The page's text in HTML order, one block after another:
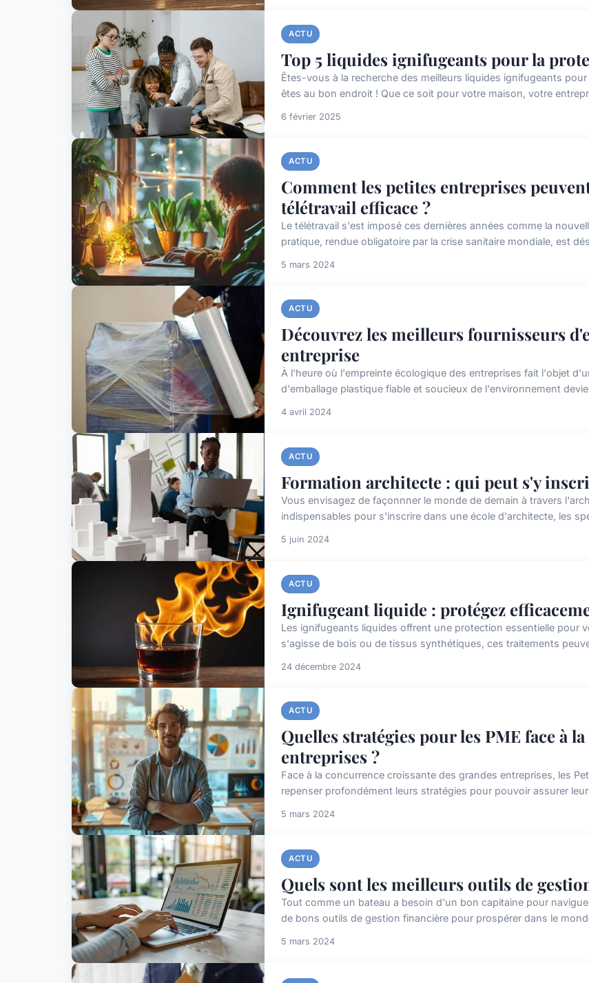
ACTU
Top 5 liquides ignifugeants pour la
Êtes-vous à la recherche des meilleurs liquides ignifugeants
êtes au bon endroit ! Que ce soit pour votre maison, votre
6 février 2025
ACTU
Comment les petites entreprises
télétravail efficace ?
Le télétravail s'est imposé ces dernières années comme la
pratique, rendue obligatoire par la crise sanitaire mondiale, est
5 mars 2024
ACTU
Découvrez les meilleurs fournisseurs
entreprise
À l'heure où l'empreinte écologique des entreprises fait l'objet
d'emballage plastique fiable et soucieux de l'environnement
4 avril 2024
ACTU
Formation architecte : qui peut s'y
Vous envisagez de façonnner le monde de demain à travers
indispensables pour s'inscrire dans une école d'architecte, les
5 juin 2024
ACTU
Ignifugeant liquide : protégez
Les ignifugeants liquides offrent une protection essentielle pour
s'agisse de bois ou de tissus synthétiques, ces traitements
24 décembre 2024
ACTU
Quelles stratégies pour les PME face à
entreprises ?
Face à la concurrence croissante des grandes entreprises, les
repenser profondément leurs stratégies pour pouvoir assurer
5 mars 2024
ACTU
Quels sont les meilleurs outils de
Tout comme un bateau a besoin d'un bon capitaine pour
de bons outils de gestion financière pour prospérer dans le
5 mars 2024